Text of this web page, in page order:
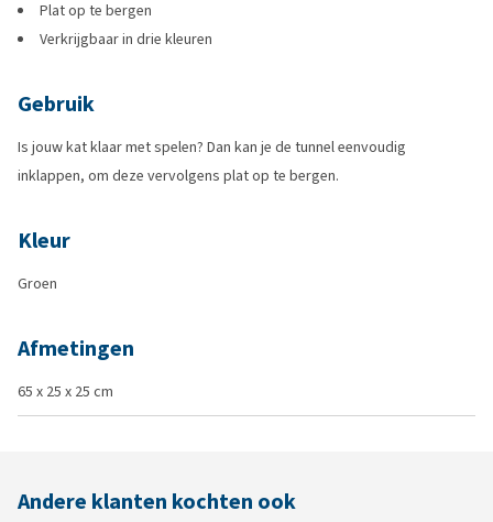
Plat op te bergen
Verkrijgbaar in drie kleuren
Gebruik
Is jouw kat klaar met spelen? Dan kan je de tunnel eenvoudig
inklappen, om deze vervolgens plat op te bergen.
Kleur
Groen
Afmetingen
65 x 25 x 25 cm
Andere klanten kochten ook